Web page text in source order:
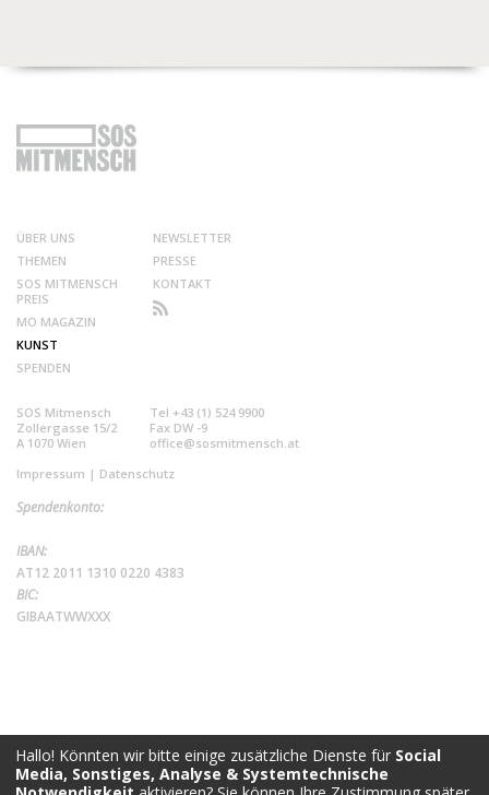
ÜBER UNS
THEMEN
SOS MITMENSCH
PREIS
MO MAGAZIN
KUNST
SPENDEN
NEWSLETTER
PRESSE
KONTAKT
SOS Mitmensch
Zollergasse 15/2
A 1070 Wien
Tel +43 (1) 524 9900
Fax DW -9
office@sosmitmensch.at
Impressum | Datenschutz
Spendenkonto:
IBAN:
AT12 2011 1310 0220 4383
BIC:
GIBAATWWXXX
Hallo! Könnten wir bitte einige zusätzliche Dienste für Social
Media, Sonstiges, Analyse & Systemtechnische